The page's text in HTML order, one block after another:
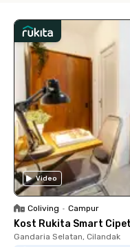
Video
Coliving • Campur
Kost Rukita Smart
Gandaria Selatan, Cilandak